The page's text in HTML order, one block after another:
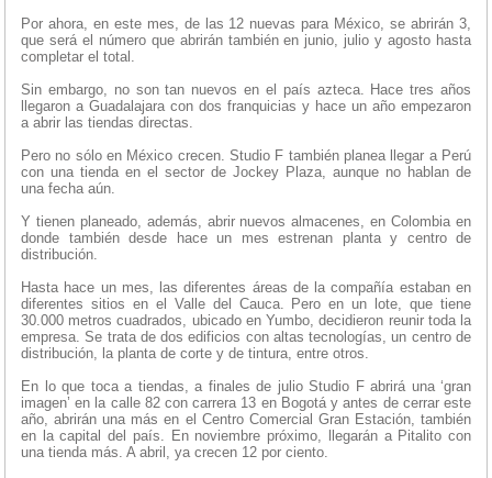
Por ahora, en este mes, de las 12 nuevas para México, se abrirán 3,
que será el número que abrirán también en junio, julio y agosto hasta
completar el total.
Sin embargo, no son tan nuevos en el país azteca. Hace tres años
llegaron a Guadalajara con dos franquicias y hace un año empezaron
a abrir las tiendas directas.
Pero no sólo en México crecen. Studio F también planea llegar a Perú
con una tienda en el sector de Jockey Plaza, aunque no hablan de
una fecha aún.
Y tienen planeado, además, abrir nuevos almacenes, en Colombia en
donde también desde hace un mes estrenan planta y centro de
distribución.
Hasta hace un mes, las diferentes áreas de la compañía estaban en
diferentes sitios en el Valle del Cauca. Pero en un lote, que tiene
30.000 metros cuadrados, ubicado en Yumbo, decidieron reunir toda la
empresa. Se trata de dos edificios con altas tecnologías, un centro de
distribución, la planta de corte y de tintura, entre otros.
En lo que toca a tiendas, a finales de julio Studio F abrirá una ‘gran
imagen’ en la calle 82 con carrera 13 en Bogotá y antes de cerrar este
año, abrirán una más en el Centro Comercial Gran Estación, también
en la capital del país. En noviembre próximo, llegarán a Pitalito con
una tienda más. A abril, ya crecen 12 por ciento.